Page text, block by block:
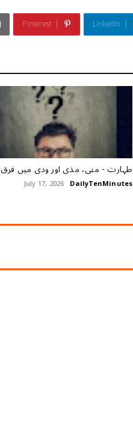
Linkedin
Pinterest
طہارت ‏- منی، مذی اور ودی میں فرق
DailyTenMinutes
July 17, 2026